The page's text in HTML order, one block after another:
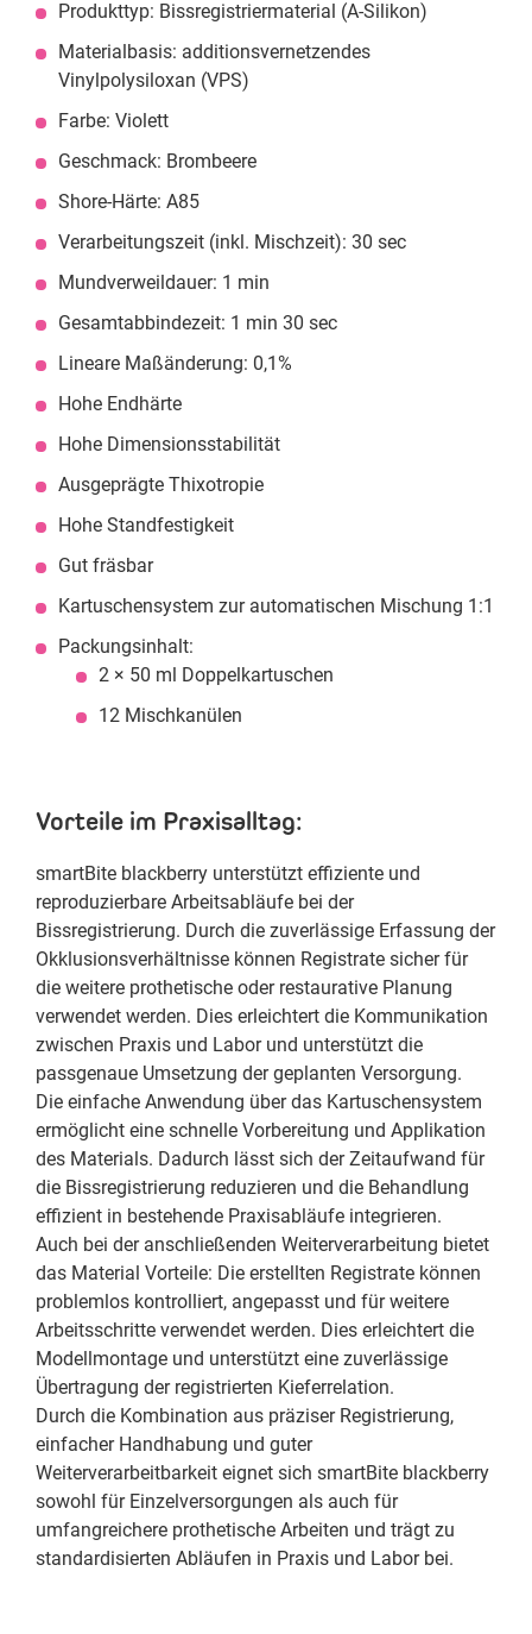
Produkttyp: Bissregistriermaterial (A-Silikon)
Materialbasis: additionsvernetzendes
Vinylpolysiloxan (VPS)
Farbe: Violett
Geschmack: Brombeere
Shore-Härte: A85
Verarbeitungszeit (inkl. Mischzeit): 30 sec
Mundverweildauer: 1 min
Gesamtabbindezeit: 1 min 30 sec
Lineare Maßänderung: 0,1%
Hohe Endhärte
Hohe Dimensionsstabilität
Ausgeprägte Thixotropie
Hohe Standfestigkeit
Gut fräsbar
Kartuschensystem zur automatischen Mischung 1:1
Packungsinhalt:
2 × 50 ml Doppelkartuschen
12 Mischkanülen
Vorteile im Praxisalltag:
smartBite blackberry unterstützt effiziente und
reproduzierbare Arbeitsabläufe bei der
Bissregistrierung. Durch die zuverlässige Erfassung der
Okklusionsverhältnisse können Registrate sicher für
die weitere prothetische oder restaurative Planung
verwendet werden. Dies erleichtert die Kommunikation
zwischen Praxis und Labor und unterstützt die
passgenaue Umsetzung der geplanten Versorgung.
Die einfache Anwendung über das Kartuschensystem
ermöglicht eine schnelle Vorbereitung und Applikation
des Materials. Dadurch lässt sich der Zeitaufwand für
die Bissregistrierung reduzieren und die Behandlung
effizient in bestehende Praxisabläufe integrieren.
Auch bei der anschließenden Weiterverarbeitung bietet
das Material Vorteile: Die erstellten Registrate können
problemlos kontrolliert, angepasst und für weitere
Arbeitsschritte verwendet werden. Dies erleichtert die
Modellmontage und unterstützt eine zuverlässige
Übertragung der registrierten Kieferrelation.
Durch die Kombination aus präziser Registrierung,
einfacher Handhabung und guter
Weiterverarbeitbarkeit eignet sich smartBite blackberry
sowohl für Einzelversorgungen als auch für
umfangreichere prothetische Arbeiten und trägt zu
standardisierten Abläufen in Praxis und Labor bei.